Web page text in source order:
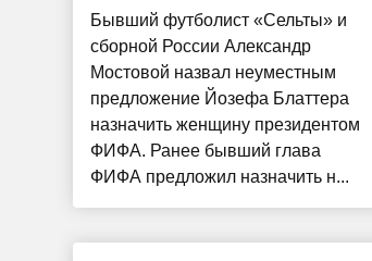
Бывший футболист «Сельты» и
сборной России Александр
Мостовой назвал неуместным
предложение Йозефа Блаттера
назначить женщину президентом
ФИФА. Ранее бывший глава
ФИФА предложил назначить н...